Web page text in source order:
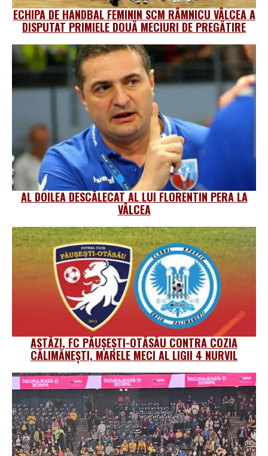
ECHIPA DE HANDBAL FEMININ SCM RÂMNICU VÂLCEA A
DISPUTAT PRIMIELE DOUĂ MECIURI DE PREGĂTIRE
AL DOILEA DESCĂLECAT AL LUI FLORENTIN PERA LA
VÂLCEA
ASTĂZI, FC PĂUȘEȘTI-OTĂSĂU CONTRA COZIA
CĂLIMĂNEȘTI, MARELE MECI AL LIGII 4 NURVIL